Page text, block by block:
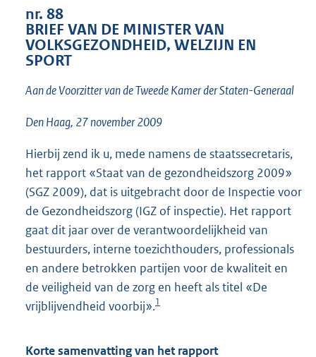
3
2
K
nr. 88
BRIEF VAN DE MINISTER VAN
VOLKSGEZONDHEID, WELZIJN EN
SPORT
Aan de Voorzitter van de Tweede Kamer der Staten-Generaal
Den Haag, 27 november 2009
Hierbij zend ik u, mede namens de staatssecretaris,
het rapport «Staat van de gezondheidszorg 2009»
(SGZ 2009), dat is uitgebracht door de Inspectie voor
de Gezondheidszorg (IGZ of inspectie). Het rapport
gaat dit jaar over de verantwoordelijkheid van
bestuurders, interne toezichthouders, professionals
en andere betrokken partijen voor de kwaliteit en
de veiligheid van de zorg en heeft als titel «De
vrijblijvendheid voorbij».1
Korte samenvatting van het rapport